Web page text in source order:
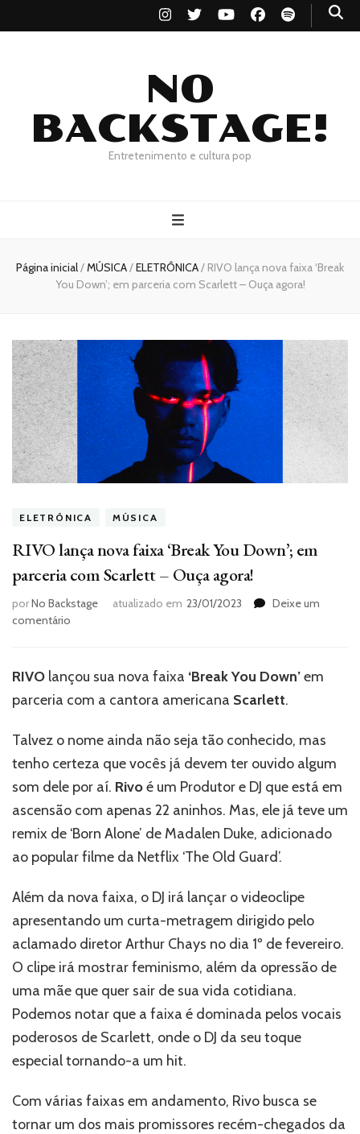
NO
BACKSTAGE!
Entretenimento e cultura pop
Página inicial/MÚSICA/ELETRÔNICA/ RIVO lança nova faixa ‘Break
You Down’; em parceria com Scarlett – Ouça agora!
ELETRÔNICA MÚSICA
RIVO lança nova faixa ‘Break You Down’; em
parceria com Scarlett – Ouça agora!
porNo Backstage atualizado em 23/01/2023
Deixe um
comentário
faixa
‘Break
Down’;
parceria
com
Scarlett
Ouça
agora!
RIVO lançou sua nova faixa ‘Break You Down’em
parceria com a cantora americana Scarlett.
Talvez o nome ainda não seja tão conhecido, mas
tenho certeza que vocês já devem ter ouvido algum
som dele por aí. Rivoé um Produtor e DJ que está em
ascensão com apenas 22 aninhos. Mas, ele já teve um
remix de ‘Born Alone’ de Madalen Duke, adicionado
ao popular filme da Netflix ‘The Old Guard’.
Além da nova faixa, o DJ irá lançar o videoclipe
apresentando um curta-metragem dirigido pelo
aclamado diretor Arthur Chays no dia 1º de fevereiro.
O clipe irá mostrar feminismo, além da opressão de
uma mãe que quer sair de sua vida cotidiana.
Podemos notar que a faixa é dominada pelos vocais
poderosos de Scarlett, onde o DJ da seu toque
especial tornando-a um hit.
Com várias faixas em andamento, Rivo busca se
tornar um dos mais promissores recém-chegados da